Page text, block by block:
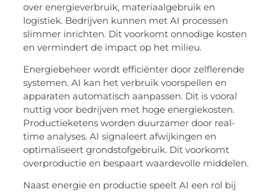
over energieverbruik, materiaalgebruik en
logistiek. Bedrijven kunnen met AI processen
slimmer inrichten. Dit voorkomt onnodige kosten
en vermindert de impact op het milieu.
Energiebeheer wordt efficiënter door zelflerende
systemen. AI kan het verbruik voorspellen en
apparaten automatisch aanpassen. Dit is vooral
nuttig voor bedrijven met hoge energiekosten.
Productieketens worden duurzamer door real-
time analyses. AI signaleert afwijkingen en
optimaliseert grondstofgebruik. Dit voorkomt
overproductie en bespaart waardevolle middelen.
Naast energie en productie speelt AI een rol bij